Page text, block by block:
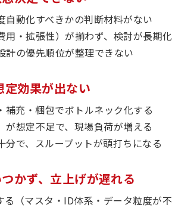
動化すべきかの判断材料がない
・拡張性）が揃わず、検討が長期
計の優先順位が整理できない
効果が出ない
充・梱包でボトルネック化する
想定不足で、現場負荷が増える
で、スループットが頭打ちになる
かず、立上げが遅れる
（マスタ・ID体系・データ粒度が不